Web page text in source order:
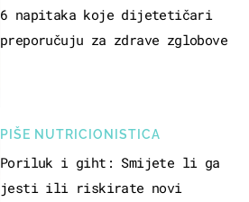
PREHRANU
6 napitaka koje dijetetičari
preporučuju za zdrave zglobove
PIŠE NUTRICIONISTICA
Poriluk i giht: Smijete li ga
jesti ili riskirate novi